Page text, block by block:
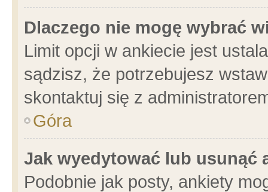
Dlaczego nie mogę wybrać
Limit opcji w ankiecie jest
sądzisz, że potrzebujesz
skontaktuj się z
Góra
Jak wyedytować lub usunąć
Podobnie jak posty, ankiety